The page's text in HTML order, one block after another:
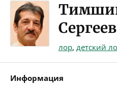
лор, детский
Информация